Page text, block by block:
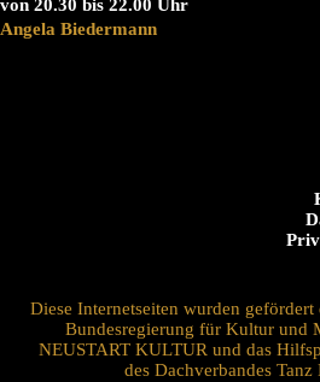
von 20.30 bis 22.00 Uhr
Angela Biedermann
Diese Internetseiten wurden
Bundesregierung für Kultur und
NEUSTART KULTUR und das
des Dachverbandes Tanz